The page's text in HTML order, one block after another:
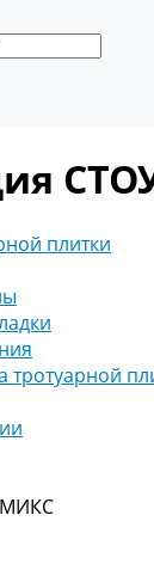
плитки
тротуарной